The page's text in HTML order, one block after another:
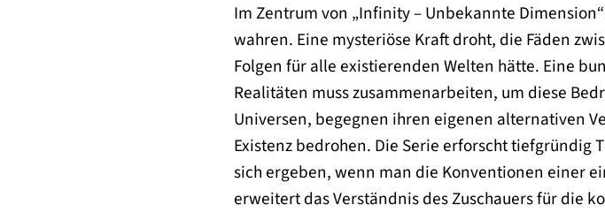
Im Zentrum von „Infinity – Unbekannte
wahren. Eine mysteriöse Kraft droht, die Fäden
Folgen für alle existierenden Welten hätte. Eine
Realitäten muss zusammenarbeiten, um diese
Universen, begegnen ihren eigenen alternativen
Existenz bedrohen. Die Serie erforscht
sich ergeben, wenn man die Konventionen einer
erweitert das Verständnis des Zuschauers für die